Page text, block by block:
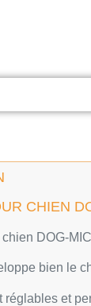
CHIEN
DOG-
bien le
réglables et